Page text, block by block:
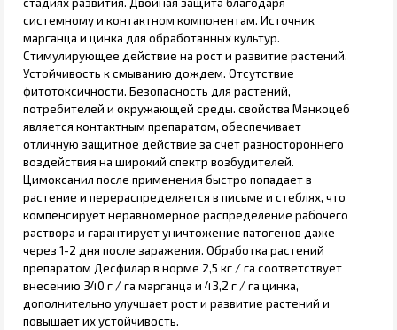
стадиях развития. Двойная защита благодаря
системному и контактном компонентам. Источник
марганца и цинка для обработанных культур.
Стимулирующее действие на рост и развитие растений.
Устойчивость к смыванию дождем. Отсутствие
фитотоксичности. Безопасность для растений,
потребителей и окружающей среды. свойства Манкоцеб
является контактным препаратом, обеспечивает
отличную защитное действие за счет разностороннего
воздействия на широкий спектр возбудителей.
Цимоксанил после применения быстро попадает в
растение и перераспределяется в письме и стеблях, что
компенсирует неравномерное распределение рабочего
раствора и гарантирует уничтожение патогенов даже
через 1-2 дня после заражения. Обработка растений
препаратом Десфилар в норме 2,5 кг / га соответствует
внесению 340 г / га марганца и 43,2 г / га цинка,
дополнительно улучшает рост и развитие растений и
повышает их устойчивость.